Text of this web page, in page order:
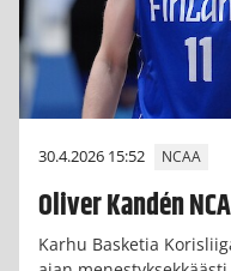
30.4.2026 15:52 NCAA
Oliver Kandén
Karhu Basketia